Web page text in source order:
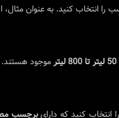
را انتخاب کنید. به عنوان مثال،
50 لیتر تا 800 لیتر موجود هستند.
انتخاب کنید که دارایبرچسب